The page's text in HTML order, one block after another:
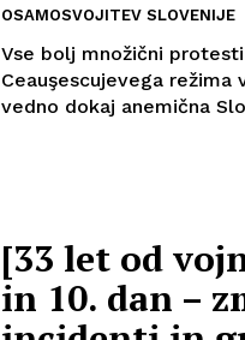
OSAMOSVOJITEV SLOVENIJE
Vse bolj množični
Ceauşescujevega režima
vedno dokaj anemična
[33 let od
in 10. dan –